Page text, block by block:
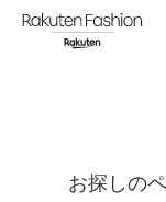
お探しの